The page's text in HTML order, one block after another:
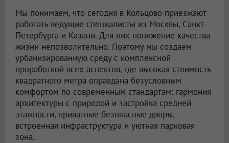
Мы понимаем, что сегодня в Кольцово приезжают
работать ведущие специалисты из Москвы, Санкт-
Петербурга и Казани. Для них понижение качества
жизни непозволительно. Поэтому мы создаем
урбанизированную среду с комплексной
проработкой всех аспектов, где высокая стоимость
квадратного метра оправдана безусловным
комфортом по современным стандартам: гармония
архитектуры с природой и застройка средней
этажности, приватные безопасные дворы,
встроенная инфраструктура и уютная парковая
зона.